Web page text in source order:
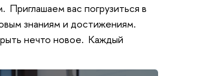
вас погрузиться в
знаниям и достижениям.
нечто новое. Каждый